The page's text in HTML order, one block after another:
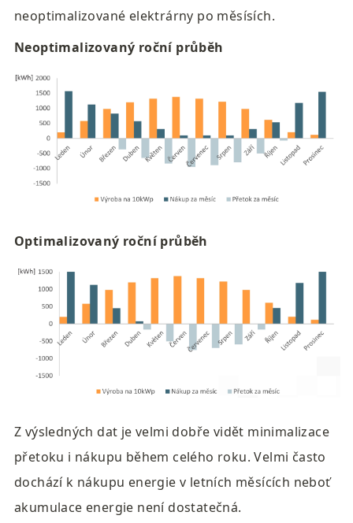
neoptimalizované elektrárny po měsísích.
Neoptimalizovaný roční průběh
Optimalizovaný roční průběh
Z výsledných dat je velmi dobře vidět minimalizace
přetoku i nákupu během celého roku. Velmi často
dochází k nákupu energie v letních měsících neboť
akumulace energie není dostatečná.